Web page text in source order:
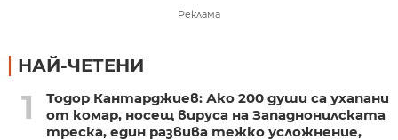
Реклама
НАЙ-ЧЕТЕНИ
1
Тодор Кантарджиев: Ако 200 души са ухапани
от комар, носещ вируса на Западнонилската
треска, един развива тежко усложнение,